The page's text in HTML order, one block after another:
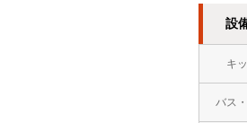
設
キ
バス